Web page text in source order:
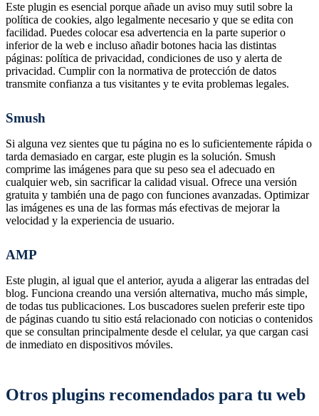
Este plugin es esencial porque añade un aviso muy sutil sobre la
política de cookies, algo legalmente necesario y que se edita con
facilidad. Puedes colocar esa advertencia en la parte superior o
inferior de la web e incluso añadir botones hacia las distintas
páginas: política de privacidad, condiciones de uso y alerta de
privacidad. Cumplir con la normativa de protección de datos
transmite confianza a tus visitantes y te evita problemas legales.
Smush
Si alguna vez sientes que tu página no es lo suficientemente rápida o
tarda demasiado en cargar, este plugin es la solución. Smush
comprime las imágenes para que su peso sea el adecuado en
cualquier web, sin sacrificar la calidad visual. Ofrece una versión
gratuita y también una de pago con funciones avanzadas. Optimizar
las imágenes es una de las formas más efectivas de mejorar la
velocidad y la experiencia de usuario.
AMP
Este plugin, al igual que el anterior, ayuda a aligerar las entradas del
blog. Funciona creando una versión alternativa, mucho más simple,
de todas tus publicaciones. Los buscadores suelen preferir este tipo
de páginas cuando tu sitio está relacionado con noticias o contenidos
que se consultan principalmente desde el celular, ya que cargan casi
de inmediato en dispositivos móviles.
Otros plugins recomendados para tu web